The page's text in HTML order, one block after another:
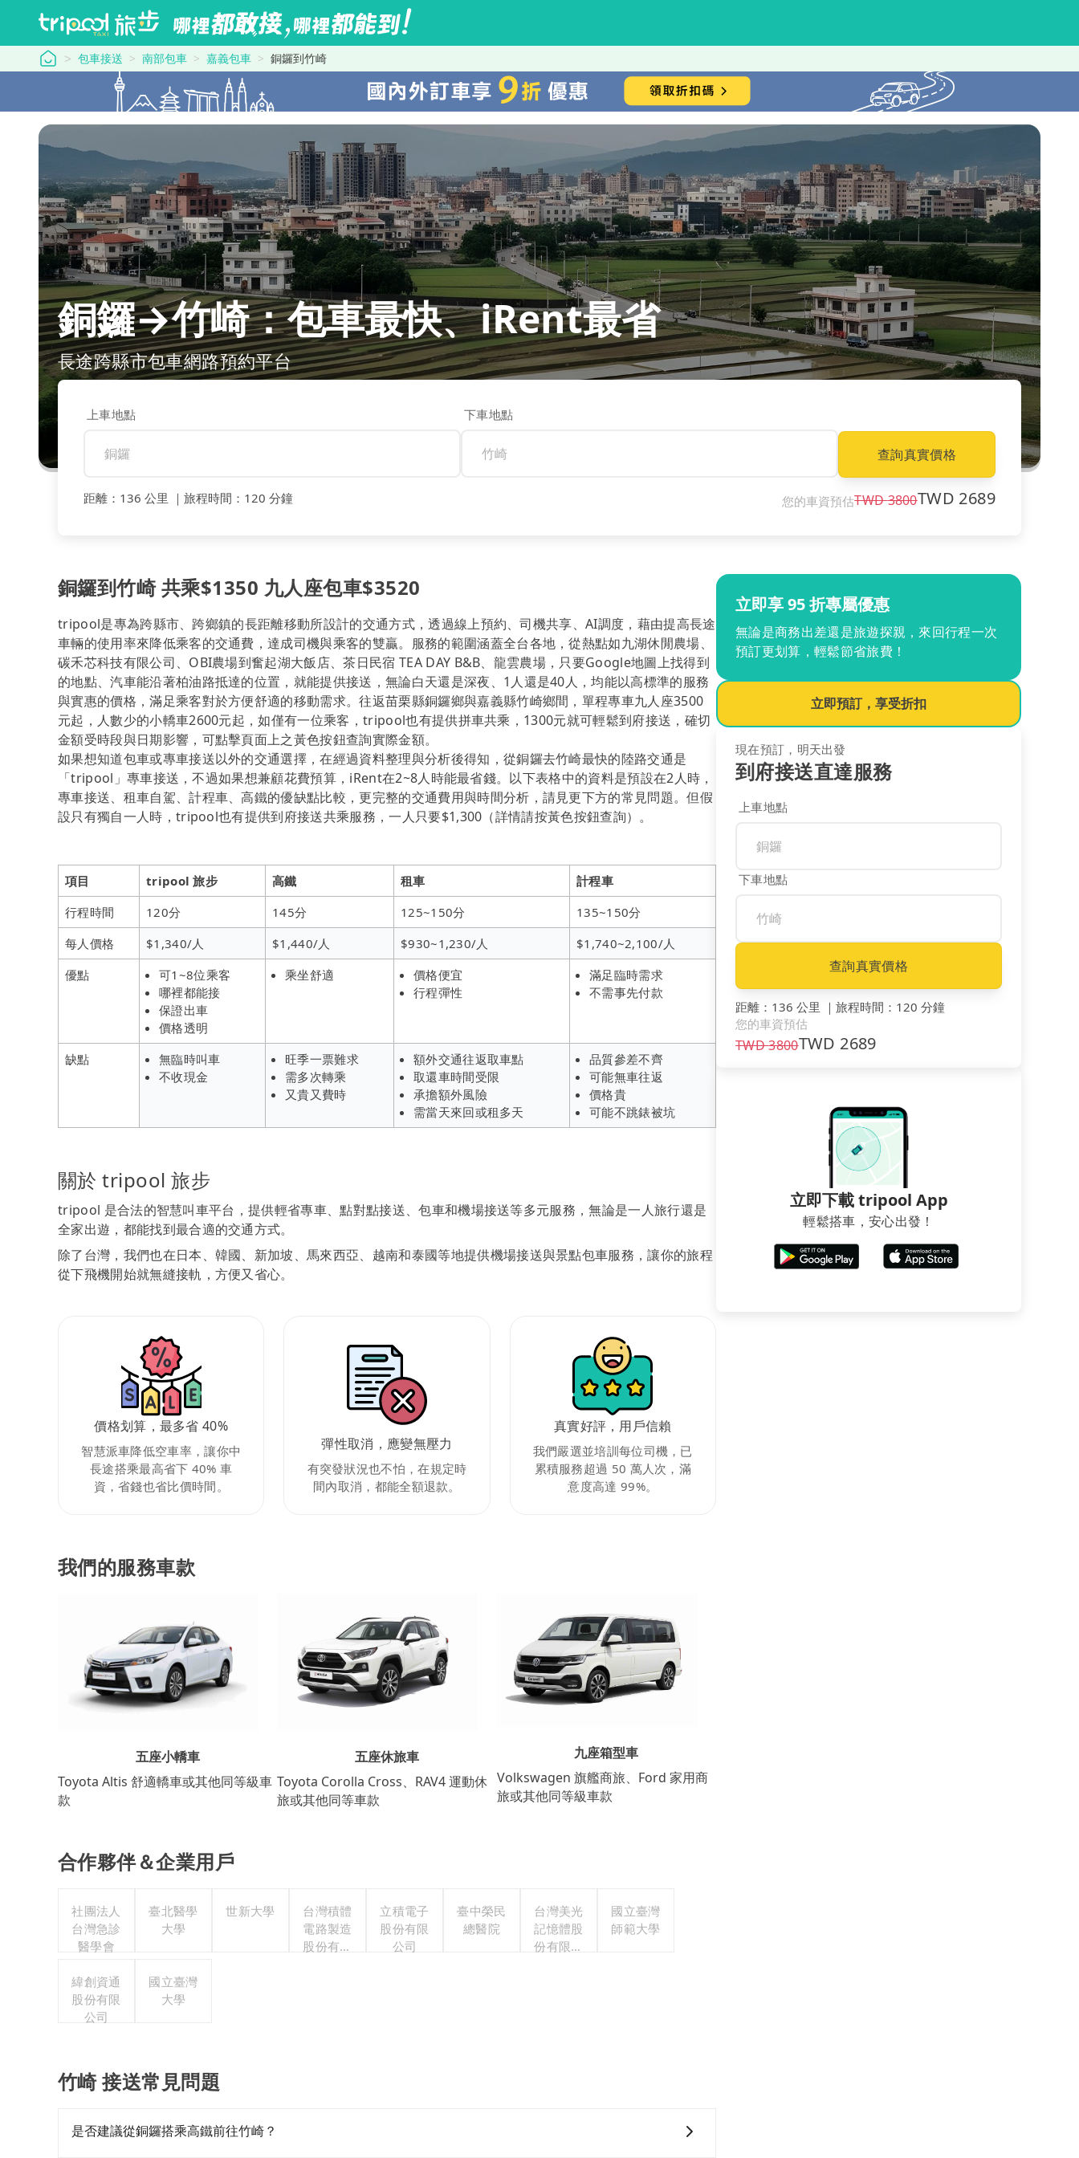
tripool 旅步
包車接送 南部包車 嘉義包車 銅鑼到竹崎
銅鑼→竹崎：包車最快、iRent最省
長途跨縣市包車網路預約平台
上車地點 下車地點
查詢真實價格
距離 ： 136 公里 ｜ 旅程時間 ： 120 分鐘 您的車資預估TWD3800TWD 2689
銅鑼到竹崎 共乘$1350 九人座包車$3520
tripool是專為跨縣市、跨鄉鎮的長距離移動所設計的交通方式，透過線上預約、司機共享、AI調度，藉由提高長途
車輛的使用率來降低乘客的交通費，達成司機與乘客的雙贏。服務的範圍涵蓋全台各地，從熱點如九湖休閒農場、
碳禾芯科技有限公司、OBI農場到奮起湖大飯店、茶日民宿 TEA DAY B&B、龍雲農場，只要Google地圖上找得到
的地點、汽車能沿著柏油路抵達的位置，就能提供接送，無論白天還是深夜、1人還是40人，均能以高標準的服務
與實惠的價格，滿足乘客對於方便舒適的移動需求。往返苗栗縣銅鑼鄉與嘉義縣竹崎鄉間，單程專車九人座3500
元起，人數少的小轎車2600元起，如僅有一位乘客，tripool也有提供拼車共乘，1300元就可輕鬆到府接送，確切
金額受時段與日期影響，可點擊頁面上之黃色按鈕查詢實際金額。
如果想知道包車或專車接送以外的交通選擇，在經過資料整理與分析後得知，從銅鑼去竹崎最快的陸路交通是
「tripool」專車接送，不過如果想兼顧花費預算，iRent在2~8人時能最省錢。以下表格中的資料是預設在2人時，
專車接送、租車自駕、計程車、高鐵的優缺點比較，更完整的交通費用與時間分析，請見更下方的常見問題。但假
設只有獨自一人時，tripool也有提供到府接送共乘服務，一人只要$1,300（詳情請按黃色按鈕查詢）。
項目 tripool 旅步 高鐵 租車
計程車
行程時間
120分 145分 125~150分
135~150分
每人價格
$1,340/人 $1,440/人 $930~1,230/人
$1,740~2,100/人
優點
可1~8位乘客
哪裡都能接
保證出車
價格透明
乘坐舒適
價格便宜
行程彈性
滿足臨時需求
不需事先付款
缺點
無臨時叫車
不收現金
旺季一票難求
需多次轉乘
又貴又費時
額外交通往返取車點
取還車時間受限
承擔額外風險
需當天來回或租多天
品質參差不齊
可能無車往返
價格貴
可能不跳錶被坑
關於 tripool 旅步
tripool 是合法的智慧叫車平台，提供輕省專車、點對點接送、包車和機場接送等多元服務，無論是一人旅行還是
全家出遊，都能找到最合適的交通方式。
除了台灣，我們也在日本、韓國、新加坡、馬來西亞、越南和泰國等地提供機場接送與景點包車服務，讓你的旅程
從下飛機開始就無縫接軌，方便又省心。
價格划算，最多省 40%
智慧派車降低空車率，讓你中
長途搭乘最高省下 40% 車
資，省錢也省比價時間。
彈性取消，應變無壓力
有突發狀況也不怕，在規定時
間內取消，都能全額退款。
真實好評，用戶信賴
我們嚴選並培訓每位司機，已
累積服務超過 50 萬人次，滿
意度高達 99%。
我們的服務車款
五座小轎車
Toyota Altis 舒適轎車或其他同等級車
款
五座休旅車
Toyota Corolla Cross、RAV4 運動休
旅或其他同等車款
九座箱型車
Volkswagen 旗艦商旅、Ford 家用商
旅或其他同等級車款
合作夥伴＆企業用戶
社團法人
台灣急診
醫學會
臺北醫學
大學
世新大學
台灣積體
電路製造
股份有限
立積電子
股份有限
公司
臺中榮民
總醫院
台灣美光
記憶體股
份有限公
國立臺灣
師範大學
緯創資通
股份有限
公司
國立臺灣
大學
竹崎 接送常見問題
是否建議從銅鑼搭乘高鐵前往竹崎？
立即享 95 折專屬優惠
無論是商務出差還是旅遊探親，來回行程一次
預訂更划算，輕鬆節省旅費！
立即預訂，享受折扣
現在預訂，明天出發
到府接送直達服務
上車地點
下車地點
查詢真實價格
距離 ： 136 公里 ｜ 旅程時間 ： 120 分鐘
您的車資預估
TWD3800TWD 2689
立即下載 tripool App
輕鬆搭車，安心出發！